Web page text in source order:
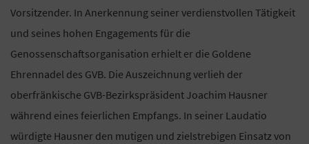
Vorsitzender. In Anerkennung seiner verdienstvollen Tätigkeit
und seines hohen Engagements für die
Genossenschaftsorganisation erhielt er die Goldene
Ehrennadel des GVB. Die Auszeichnung verlieh der
oberfränkische GVB-Bezirkspräsident Joachim Hausner
während eines feierlichen Empfangs. In seiner Laudatio
würdigte Hausner den mutigen und zielstrebigen Einsatz von